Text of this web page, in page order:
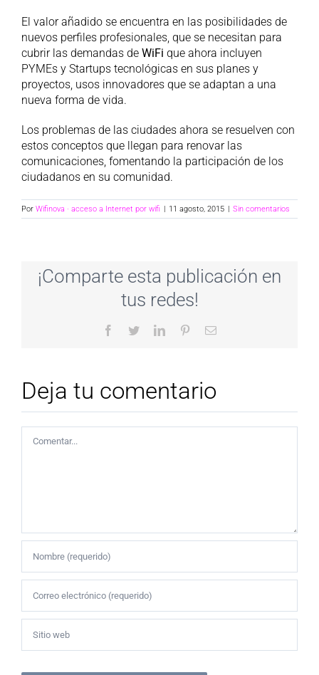
El valor añadido se encuentra en las posibilidades de
nuevos perfiles profesionales, que se necesitan para
cubrir las demandas de WiFi que ahora incluyen
PYMEs y Startups tecnológicas en sus planes y
proyectos, usos innovadores que se adaptan a una
nueva forma de vida.
Los problemas de las ciudades ahora se resuelven con
estos conceptos que llegan para renovar las
comunicaciones, fomentando la participación de los
ciudadanos en su comunidad.
Por Wifinova · acceso a Internet por wifi 11 agosto, 2015 Sin comentarios
¡Comparte esta publicación en
tus redes!
Facebook
TwitterLinkedInPinterestCorreo
Deja tu comentario